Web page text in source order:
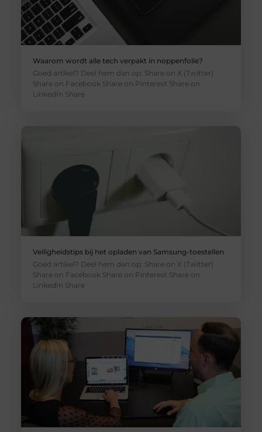
Waarom wordt alle tech verpakt in noppenfolie?
Goed artikel? Deel hem dan op: Share on X (Twitter)
Share on Facebook Share on Pinterest Share on
LinkedIn Share
Veiligheidstips bij het opladen van Samsung-toestellen
Goed artikel? Deel hem dan op: Share on X (Twitter)
Share on Facebook Share on Pinterest Share on
LinkedIn Share